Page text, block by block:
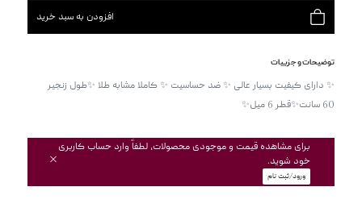
افزودن به سبد خرید
توضیحات و جزییات
60 سانت✨قطر 6 میل✨
برای مشاهده قیمت و موجودی محصولات، لطفاً وارد حساب کاربری
خود شوید.
ورود/ثبت نام